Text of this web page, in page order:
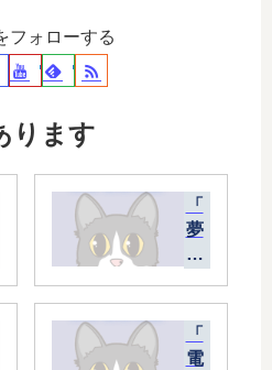
フォローする
ります
「
夢
の
の
も
う
「
電